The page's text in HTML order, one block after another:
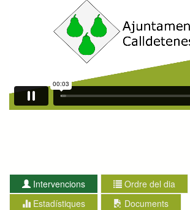
Intervencions
Ordre del dia
Estadístiques
Documents